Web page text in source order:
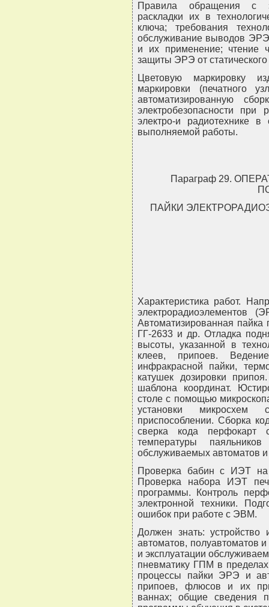
Правила обращения с
раскладки их в
ключа; требования
обслуживание выводов
и их применение; чтение
защиты ЭРЭ от статического
Цветовую маркировку
маркировки (печатного
автоматизированную
электробезопасности
электро-и радиотехнике
выполняемой работы.
Параграф 29.
ПАЙКИ
Характеристика работ.
электрорадиоэлементов
Автоматизированная
ГГ-2633 и др. Отладка
высоты, указанной в
клеев, припоев.
инфракрасной пайки,
катушек дозировки
шаблона координат.
столе с помощью
установки
приспособлении. Сборка
сверка кода перфокарт
температуры
обслуживаемых автоматов
Проверка бабин с ИЭТ на
Проверка набора ИЭТ
программы. Контроль
электронной техники.
ошибок при работе с ЭВМ.
Должен знать:
автоматов, полуавтоматов
и эксплуатации
пневматику ГПМ в
процессы пайки ЭРЭ и
припоев, флюсов и их
ваннах; общие сведения